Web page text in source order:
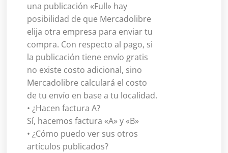
una publicación «Full» hay
posibilidad de que Mercadolibre
elija otra empresa para enviar tu
compra. Con respecto al pago, si
la publicación tiene envío gratis
no existe costo adicional, sino
Mercadolibre calculará el costo
de tu envío en base a tu localidad.
• ¿Hacen factura A?
Sí, hacemos factura «A» y «B»
• ¿Cómo puedo ver sus otros
artículos publicados?